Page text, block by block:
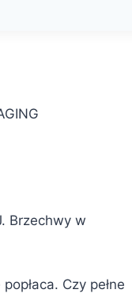
Brzechwy w
Czy pełne